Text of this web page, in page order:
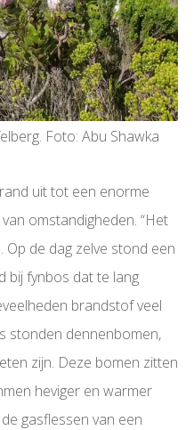
Foto: Abu Shawka
uit tot een enorme
omstandigheden. “Het
de dag zelve stond een
bij fynbos dat te lang
brandstof veel
stonden dennenbomen,
zijn. Deze bomen zitten
heviger en warmer
gasflessen van een